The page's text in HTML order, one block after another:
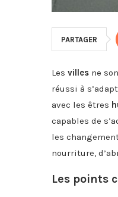
PARTAGER
Les villes ne
réussi à
avec les êtres
capables de
les
nourriture,
Les points